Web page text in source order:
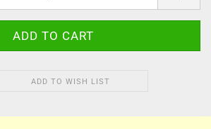
ADD TO WISH LIST